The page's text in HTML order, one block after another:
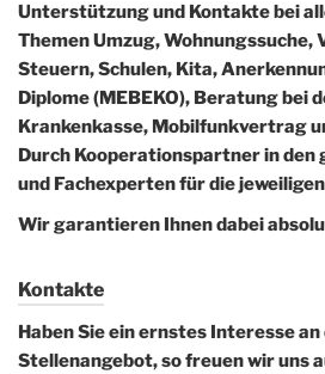
Unterstützung und Kontakte bei
Themen Umzug, Wohnungssuche,
Steuern, Schulen, Kita,
Diplome (MEBEKO), Beratung bei
Krankenkasse, Mobilfunkvertrag
Durch Kooperationspartner in den
und Fachexperten für die
Wir garantieren Ihnen dabei
Kontakte
Haben Sie ein ernstes Interesse
Stellenangebot, so freuen wir uns